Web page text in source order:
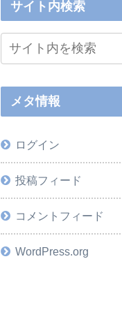
サイト内検索
メタ情報
ログイン
投稿フィード
コメントフィード
WordPress.org